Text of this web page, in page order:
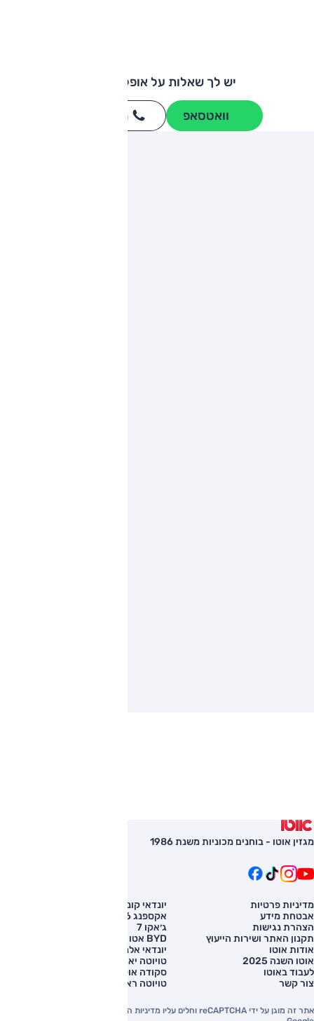
יש לך שאלות על אופל קורסה?
וואטסאפ חייגו
מותגים מתחרים
מגזין אוטו - בוחנים מכוניות משנת 1986
מדיניות פרטיות
אבטחת מידע
הצהרת נגישות
תקנון האתר ושירות הייעוץ
אודות אוטו
אוטו השנה 2025
לעבוד באוטו
צור קשר
יונדאי קונה
אקספנג G6
ג׳אקו 7
BYD אטו 3
יונדאי אלנטרה
טויוטה יאריס קרוס
סקודה אוקטביה
טויוטה ראב 4
אתר זה מוגן על ידי reCAPTCHA וחלים עליו מדיניות הפרטיות והתנאים וההגבלות של